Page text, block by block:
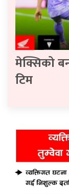
मेक्सिको
टिम